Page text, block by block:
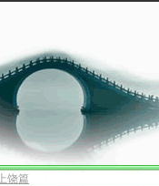
上饶篇